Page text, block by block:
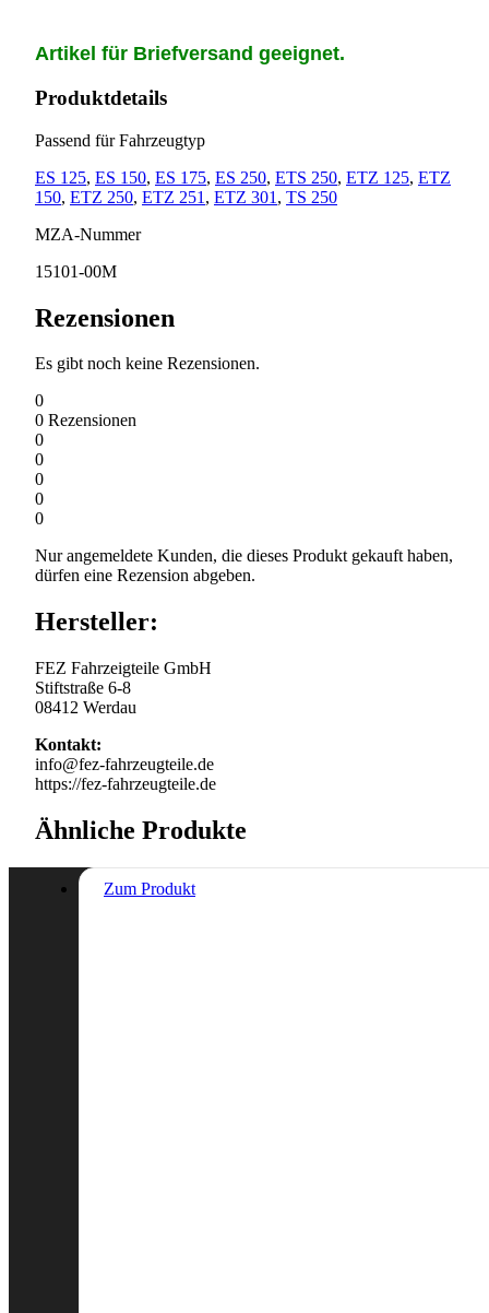
Artikel für Briefversand geeignet.
Produktdetails
Passend für Fahrzeugtyp
ES 125, ES 150, ES 175, ES 250, ETS 250, ETZ 125, ETZ
150, ETZ 250, ETZ 251 , ETZ 301 , TS 250
MZA-Nummer
15101-00M
Rezensionen
Es gibt noch keine Rezensionen.
0
0 Rezensionen
0
0
0
0
0
Nur angemeldete Kunden, die dieses Produkt gekauft haben,
dürfen eine Rezension abgeben.
Hersteller:
FEZ Fahrzeigteile GmbH
Stiftstraße 6-8
08412 Werdau
Kontakt:
info@fez-fahrzeugteile.de
https://fez-fahrzeugteile.de
Ähnliche Produkte
Zum Produkt